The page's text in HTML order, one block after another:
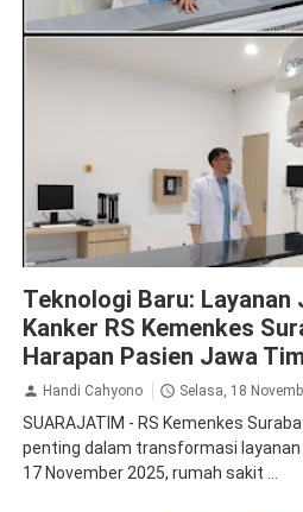
Teknologi Baru: Layanan
Kanker RS Kemenkes
Harapan Pasien Jawa
Handi Cahyono Selasa, 18
SUARAJATIM - RS Kemenkes
penting dalam transformasi
17 November 2025, rumah sakit ...